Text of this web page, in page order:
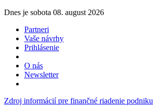
Dnes je sobota 08. august 2026
Partneri
Vaše návrhy
Prihlásenie
O nás
Newsletter
Zdroj informácií pre finančné riadenie podniku